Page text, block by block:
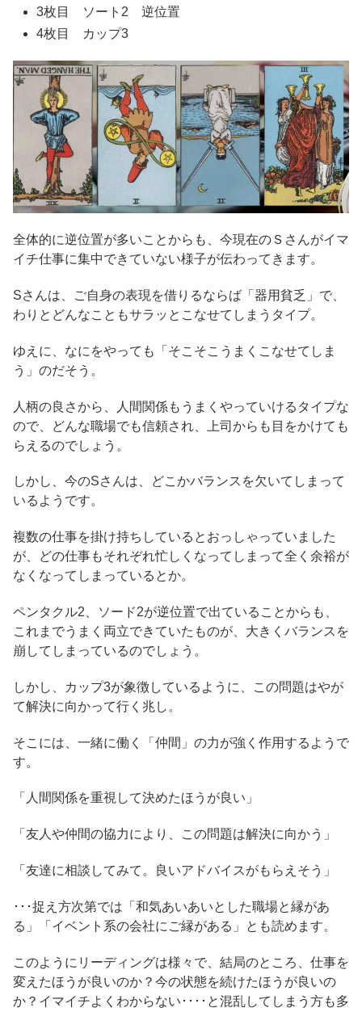
3枚目 ソート2 逆位置
4枚目 カップ3
全体的に逆位置が多いことからも、今現在のＳさんがイマ
イチ仕事に集中できていない様子が伝わってきます。
Sさんは、ご自身の表現を借りるならば「器用貧乏」で、
わりとどんなこともサラッとこなせてしまうタイプ。
ゆえに、なにをやっても「そこそこうまくこなせてしま
う」のだそう。
人柄の良さから、人間関係もうまくやっていけるタイプな
ので、どんな職場でも信頼され、上司からも目をかけても
らえるのでしょう。
しかし、今のSさんは、どこかバランスを欠いてしまって
いるようです。
複数の仕事を掛け持ちしているとおっしゃっていました
が、どの仕事もそれぞれ忙しくなってしまって全く余裕が
なくなってしまっているとか。
ペンタクル2、ソード2が逆位置で出ていることからも、
これまでうまく両立できていたものが、大きくバランスを
崩してしまっているのでしょう。
しかし、カップ3が象徴しているように、この問題はやが
て解決に向かって行く兆し。
そこには、一緒に働く「仲間」の力が強く作用するようで
す。
「人間関係を重視して決めたほうが良い」
「友人や仲間の協力により、この問題は解決に向かう」
「友達に相談してみて。良いアドバイスがもらえそう」
･･･捉え方次第では「和気あいあいとした職場と縁があ
る」「イベント系の会社にご縁がある」とも読めます。
このようにリーディングは様々で、結局のところ、仕事を
変えたほうが良いのか？今の状態を続けたほうが良いの
か？イマイチよくわからない････と混乱してしまう方も多